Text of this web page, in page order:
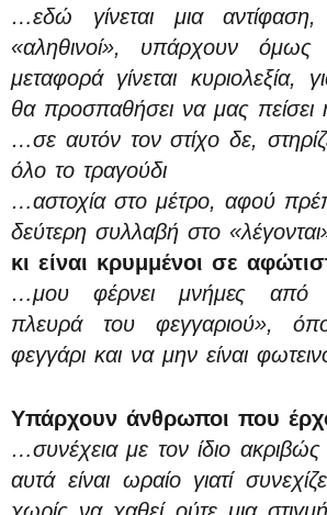
…εδώ γίνεται μια αντίφαση,
«αληθινοί», υπάρχουν
μεταφορά γίνεται κυριολεξία,
θα προσπαθήσει να μας πείσει
…σε αυτόν τον στίχο δε,
όλο το τραγούδι
…αστοχία στο μέτρο, αφού
δεύτερη συλλαβή στο
κι είναι κρυμμένοι σε
…μου φέρνει μνήμες από
πλευρά του φεγγαριού»,
φεγγάρι και να μην είναι
Υπάρχουν άνθρωποι που
…συνέχεια με τον ίδιο
αυτά είναι ωραίο γιατί